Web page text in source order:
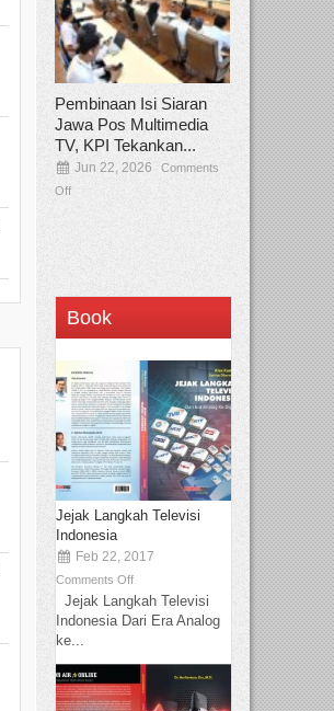
Pembinaan Isi Siaran
Jawa Pos Multimedia
TV, KPI Tekankan...
Jun 22, 2026
Comments
Off
Book
Jejak Langkah Televisi
Indonesia
Feb 22, 2017
Comments Off
Jejak Langkah Televisi
Indonesia Dari Era Analog
ke...